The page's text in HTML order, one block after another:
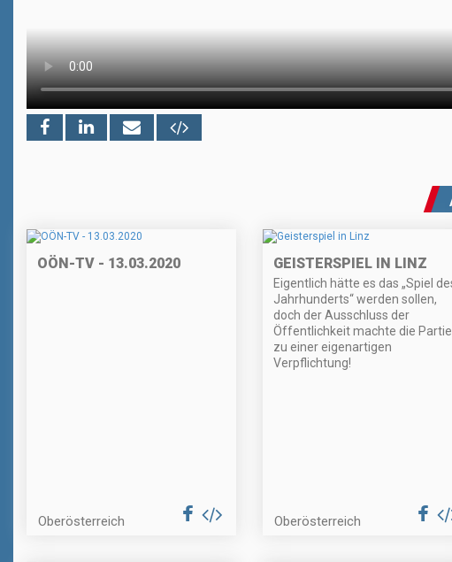
OÖN-TV - 13.03.2020
Oberösterreich
GEISTERSPIEL IN LINZ
Eigentlich hätte es das „Spiel
Jahrhunderts“ werden sollen,
doch der Ausschluss der
Öffentlichkeit machte die Partie
zu einer eigenartigen
Verpflichtung!
Oberösterreich